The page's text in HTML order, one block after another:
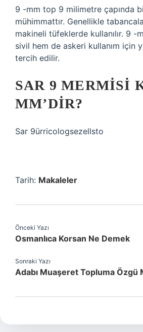
9 -mm top 9 milimetre çapında
mühimmattır. Genellikle
makineli tüfeklerde kullanılır. 9 -
sivil hem de askeri kullanım için
tercih edilir.
SAR 9 MERMISI
MM’DIR?
Sar 9ürricologsezellsto
Tarih: Makaleler
Önceki Yazı
Osmanlıca Korsan Ne Demek
Sonraki Yazı
Adabı Muaşeret Topluma Özgü